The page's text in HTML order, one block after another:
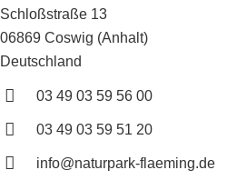
Schloßstraße 13
06869 Coswig (Anhalt)
Deutschland
03 49 03 59 56 00
03 49 03 59 51 20
info@naturpark-flaeming.de